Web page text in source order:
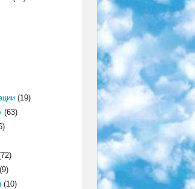
(19)
(63)
(10)